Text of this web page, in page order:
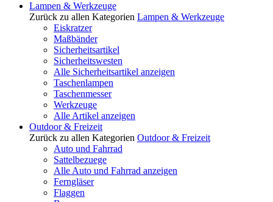
Lampen & Werkzeuge
Zurück zu allen Kategorien Lampen & Werkzeuge
Eiskratzer
Maßbänder
Sicherheitsartikel
Sicherheitswesten
Alle Sicherheitsartikel anzeigen
Taschenlampen
Taschenmesser
Werkzeuge
Alle Artikel anzeigen
Outdoor & Freizeit
Zurück zu allen Kategorien Outdoor & Freizeit
Auto und Fahrrad
Sattelbezuege
Alle Auto und Fahrrad anzeigen
Ferngläser
Flaggen